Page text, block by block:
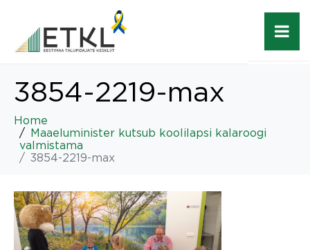
3854-2219-max
Home
Maaeluminister kutsub koolilapsi kalaroogi
valmistama
3854-2219-max